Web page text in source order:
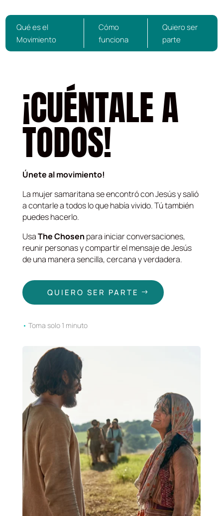
Qué es el
Movimiento
Cómo
funciona
Quiero ser
parte
¡CUÉNTALE A
TODOS!
Únete al movimiento!
La mujer samaritana se encontró con Jesús y salió
a contarle a todos lo que había vivido. Tú también
puedes hacerlo.
UsaThe Chosen para iniciar conversaciones,
reunir personas y compartir el mensaje de Jesús
de una manera sencilla, cercana y verdadera.
QUIERO SER PARTE
• Toma solo 1 minuto